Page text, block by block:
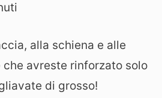
alla schiena e alle
avreste rinforzato solo
di grosso!